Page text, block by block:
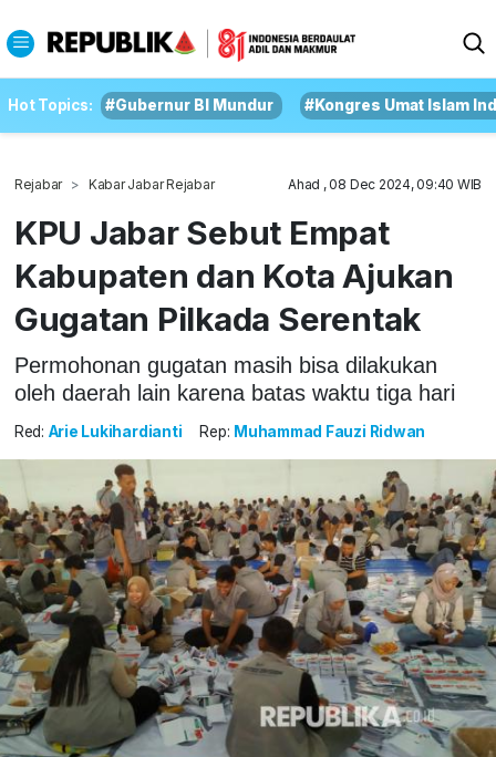
Hot Topics: #Gubernur BI Mundur #Kongres Umat Islam
Rejabar Kabar Jabar Rejabar Ahad , 08 Dec 2024, 09:40 WIB
KPU Jabar Sebut Empat
Kabupaten dan Kota Ajukan
Gugatan Pilkada Serentak
Permohonan gugatan masih bisa dilakukan
oleh daerah lain karena batas waktu tiga hari
Red: Arie Lukihardianti Rep: Muhammad Fauzi Ridwan